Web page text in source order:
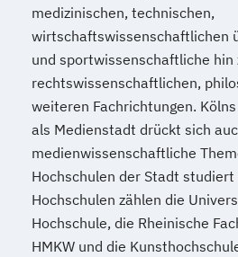
medizinischen, technischen,
wirtschaftswissenschaftlichen
und sportwissenschaftliche hin
rechtswissenschaftlichen,
weiteren Fachrichtungen.
als Medienstadt drückt sich
medienwissenschaftliche
Hochschulen der Stadt studiert
Hochschulen zählen die
Hochschule, die Rheinische
HMKW und die